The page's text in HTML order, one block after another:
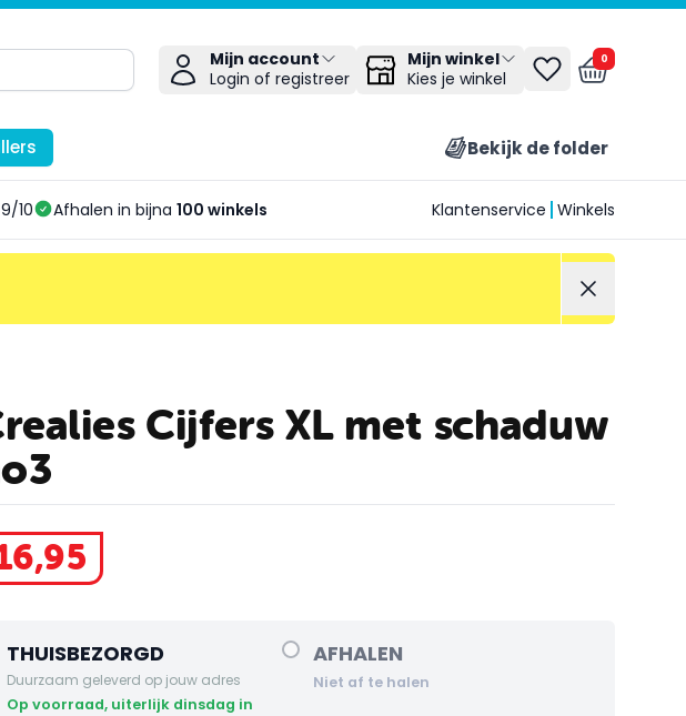
Mijn account
Login of registreer
Mijn winkel
Kies je winkel
0
Bekijk de folder
9/10 Afhalen in bijna 100 winkels Klantenservice Winkels
Cijfers XL met schaduw
,95
THUISBEZORGD
Duurzaam geleverd op jouw adres
op voorraad, uiterlijk dinsdag in
AFHALEN
Niet af te halen